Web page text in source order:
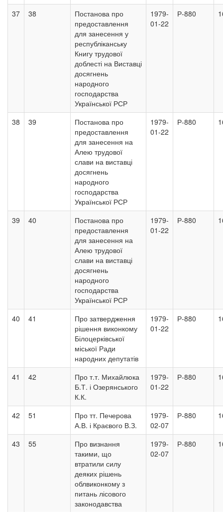
37 38
Постанова про
предоставлення
для занесення у
республіканську
Книгу трудової
доблесті на Виставці
досягнень
народного
господарства
Української РСР
1979-
01-22
Р-880
38 39
Постанова про
предоставлення
для занесення на
Алею трудової
слави на виставці
досягнень
народного
господарства
Української РСР
1979-
01-22
Р-880
39 40
Постанова про
предоставлення
для занесення на
Алею трудової
слави на виставці
досягнень
народного
господарства
Української РСР
1979-
01-22
Р-880
40 41
Про затвердження
рішення виконкому
Білоцерківської
міської Ради
народних депутатів
1979-
01-22
Р-880
41 42
Про т.т. Михайлюка
Б.Т. і Озерянського
К.К.
1979-
01-22
Р-880
42 51
Про тт. Печерова
А.В. і Краєвого В.З.
1979-
02-07
Р-880
43 55
Про визнання
такими, що
втратили силу
деяких рішень
облвиконкому з
питань лісового
законодавства
1979-
02-07
Р-880